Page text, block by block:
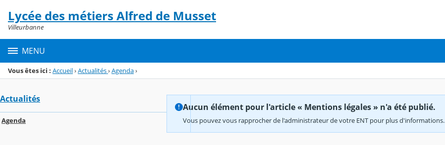
Menu de la rubrique
Contenu
Lycée des métiers Alfred de Musset
Villeurbanne
MENU
Vous êtes ici : Accueil›Actualités›Agenda›
Actualités
Agenda
Aucun élément pour l'article « Mentions légales » n'a été publié.
Vous pouvez vous rapprocher de l'administrateur de votre ENT pour plus d'informations.